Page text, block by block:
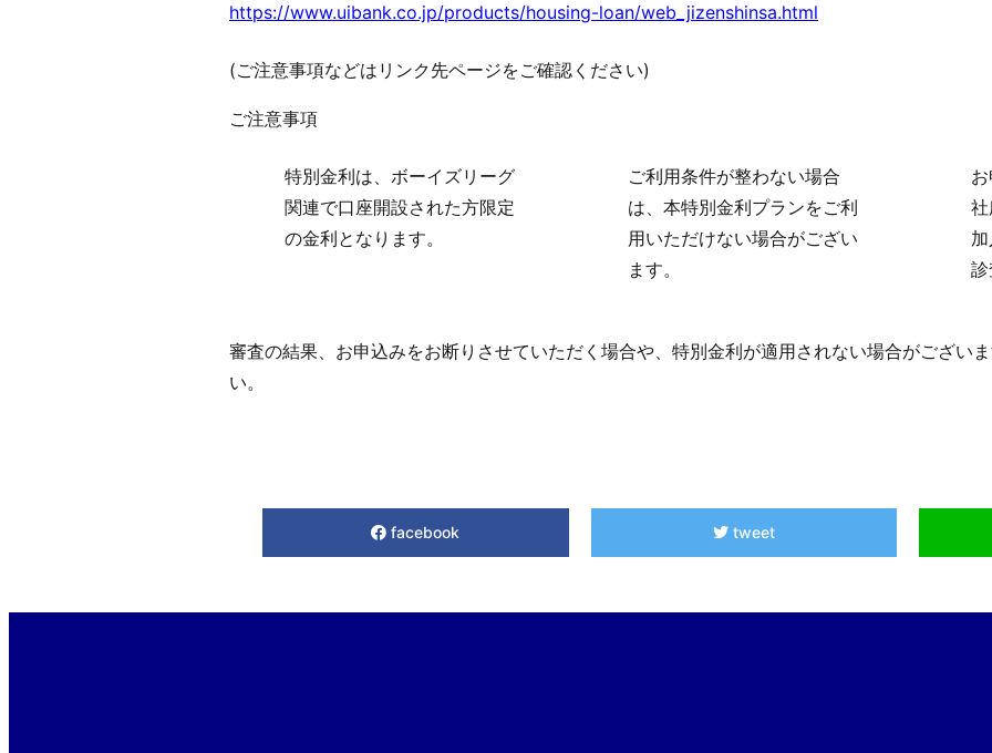
https://www.uibank.co.jp/products/housing-loan/web_jizenshinsa.html
(ご注意事項などはリンク先ページをご確認ください)
ご注意事項
特別金利は、ボーイズリーグ
関連で口座開設された方限定
の金利となります。
ご利用条件が整わない場合
は、本特別金利プランをご利
用いただけない場合がござい
ます。
審査の結果、お申込みをお断りさせていただく場合や、特別金利が適用されない場合がござい
い。
facebook tweet